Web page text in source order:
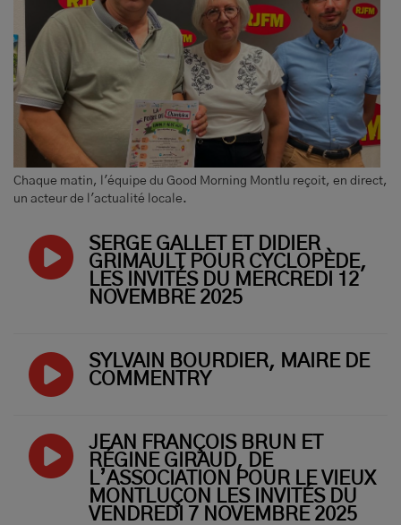
Chaque matin, l'équipe du Good Morning Montlu reçoit, en direct,
un acteur de l'actualité locale.
SERGE GALLET ET DIDIER
GRIMAULT POUR CYCLOPÈDE,
LES INVITÉS DU MERCREDI 12
NOVEMBRE 2025
SYLVAIN BOURDIER, MAIRE DE
COMMENTRY
JEAN FRANÇOIS BRUN ET
RÉGINE GIRAUD, DE
L’ASSOCIATION POUR LE VIEUX
MONTLUÇON LES INVITÉS DU
VENDREDI 7 NOVEMBRE 2025